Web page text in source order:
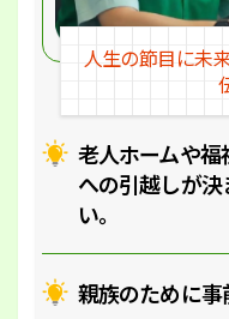
老人ホームや福
への引越しが決
い｡
親族のために事
人生の節目に未